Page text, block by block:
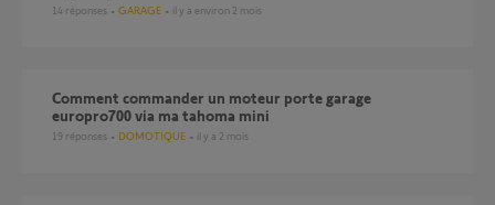
14 réponses GARAGE il y a environ 2 mois
Comment commander un moteur porte garage
europro700 via ma tahoma mini
19 réponses DOMOTIQUE il y a 2 mois